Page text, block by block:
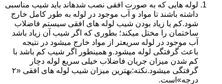
لوله هایی که به صورت افقی نصب شدهاند باید شیب مناسبی
داشته باشند تا مواد و آب موجود در لوله به طور کامل خارج
شود.کم یا زیاد بودن شیب لوله های افقی سیستم فاضلاب
ساختمان را مختل میکند؛ بطوری که اگر شیب آن زیاد باشد
آب موجود در لوله سریعتر از مواد خارج میشود در نتیجه
باعث گرفتگی لوله میشود.و همینطور اگر شیب کم باشد با
کم شدن میزان جریان فاضلاب خیلی سریع لوله دچار
گرفتگی میشود.نکته:بهترین میزان شیب لوله های افقی «۲
درجه»است.